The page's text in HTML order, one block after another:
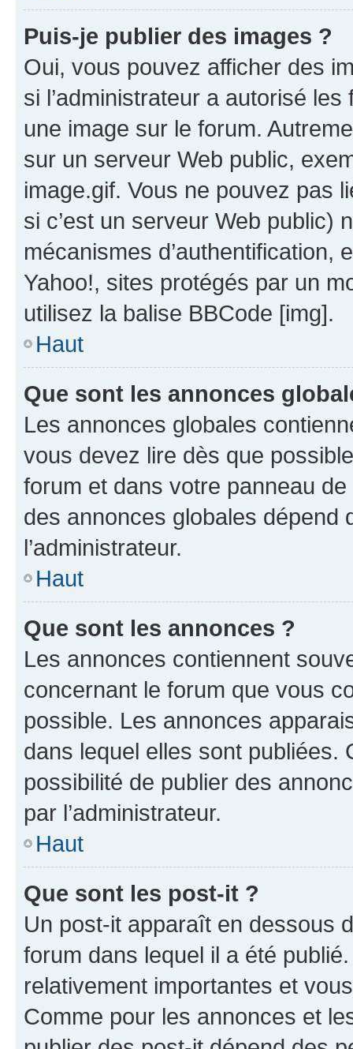
Puis-je publier des images ?
Oui, vous pouvez afficher des
si l’administrateur a autorisé
une image sur le forum.
sur un serveur Web public,
image.gif. Vous ne pouvez pas
si c’est un serveur Web public)
mécanismes d’authentification,
Yahoo!, sites protégés par un
utilisez la balise BBCode [img].
Haut
Que sont les annonces
Les annonces globales
vous devez lire dès que
forum et dans votre panneau
des annonces globales dépend
l’administrateur.
Haut
Que sont les annonces ?
Les annonces contiennent
concernant le forum que vous
possible. Les annonces
dans lequel elles sont publiées.
possibilité de publier des
par l’administrateur.
Haut
Que sont les post-it ?
Un post-it apparaît en dessous
forum dans lequel il a été
relativement importantes et
Comme pour les annonces et